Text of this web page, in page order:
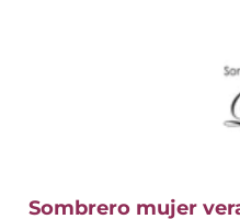
Sombrero mujer